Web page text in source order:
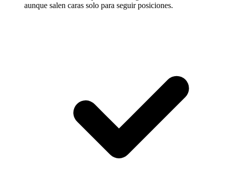
aunque salen caras solo para seguir posiciones.